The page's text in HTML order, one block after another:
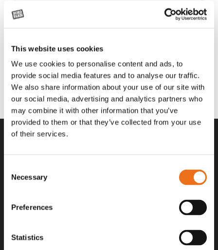
This website uses cookies
We use cookies to personalise content and ads, to
provide social media features and to analyse our traffic.
We also share information about your use of our site with
our social media, advertising and analytics partners who
may combine it with other information that you’ve
provided to them or that they’ve collected from your use
of their services.
Selection
Necessary
Preferences
Statistics
Alla priser på tillbehör och tillval gäller vid köp av ny maskin. Priserna
reservdel. Kontakta din lokala återförsäljare för aktuella priser.